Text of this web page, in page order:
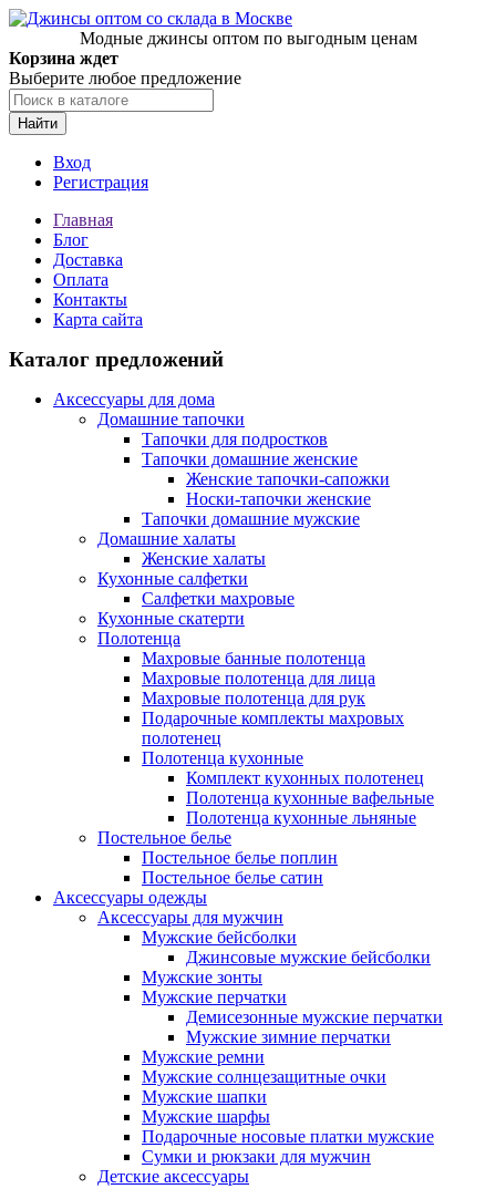
Модные джинсы оптом по выгодным ценам
Корзина ждет
Выберите любое предложение
Найти
Вход
Регистрация
Главная
Блог
Доставка
Оплата
Контакты
Карта сайта
Каталог предложений
Аксессуары для дома
Домашние тапочки
Тапочки для подростков
Тапочки домашние женские
Женские тапочки-сапожки
Носки-тапочки женские
Тапочки домашние мужские
Домашние халаты
Женские халаты
Кухонные салфетки
Салфетки махровые
Кухонные скатерти
Полотенца
Махровые банные полотенца
Махровые полотенца для лица
Махровые полотенца для рук
Подарочные комплекты махровых
полотенец
Полотенца кухонные
Комплект кухонных полотенец
Полотенца кухонные вафельные
Полотенца кухонные льняные
Постельное белье
Постельное белье поплин
Постельное белье сатин
Аксессуары одежды
Аксессуары для мужчин
Мужские бейсболки
Джинсовые мужские бейсболки
Мужские зонты
Мужские перчатки
Демисезонные мужские перчатки
Мужские зимние перчатки
Мужские ремни
Мужские солнцезащитные очки
Мужские шапки
Мужские шарфы
Подарочные носовые платки мужские
Сумки и рюкзаки для мужчин
Детские аксессуары